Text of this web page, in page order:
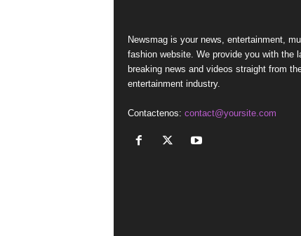
Newsmag is your news, entertainment,
fashion website. We provide you with the
breaking news and videos straight from
entertainment industry.
Contactenos: contact@yoursite.com